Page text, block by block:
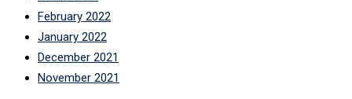
February 2022
January 2022
December 2021
November 2021